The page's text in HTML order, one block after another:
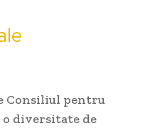
Consiliul pentru
o diversitate de